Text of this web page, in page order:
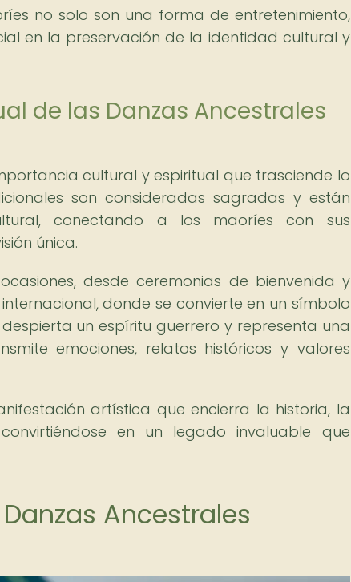
no solo son una forma de entretenimiento,
en la preservación de la identidad cultural y
de las Danzas Ancestrales
cultural y espiritual que trasciende lo
son consideradas sagradas y están
conectando a los maoríes con sus
única.
desde ceremonias de bienvenida y
donde se convierte en un símbolo
un espíritu guerrero y representa una
emociones, relatos históricos y valores
artística que encierra la historia, la
en un legado invaluable que
Ancestrales